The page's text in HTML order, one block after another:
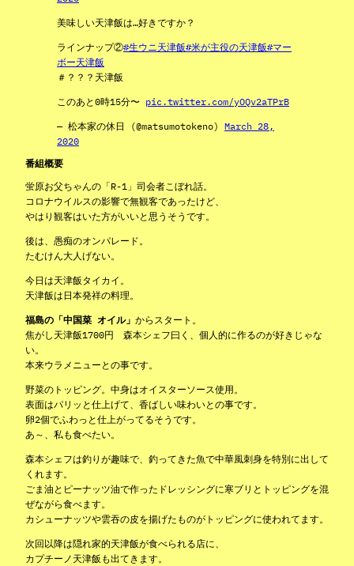
美味しい天津飯は…好きですか？
ラインナップ②#生ウニ天津飯#米が主役の天津飯#マー
ボー天津飯
＃？？？天津飯
このあと0時15分〜 pic.twitter.com/yOQv2aTPrB
— 松本家の休日 (@matsumotokeno) March 28,
2020
番組概要
蛍原お父ちゃんの「R-1」司会者こぼれ話。
コロナウイルスの影響で無観客であったけど、
やはり観客はいた方がいいと思うそうです。
後は、愚痴のオンパレード。
たむけん大人げない。
今日は天津飯タイカイ。
天津飯は日本発祥の料理。
福島の「中国菜 オイル」 からスタート。
焦がし天津飯1700円 森本シェフ曰く、個人的に作るのが好きじゃな
い。
本来ウラメニューとの事です。
野菜のトッピング。中身はオイスターソース使用。
表面はパリッと仕上げて、香ばしい味わいとの事です。
卵2個でふわっと仕上がってるそうです。
あ～、私も食べたい。
森本シェフは釣りが趣味で、釣ってきた魚で中華風刺身を特別に出して
くれます。
ごま油とピーナッツ油で作ったドレッシングに寒ブリとトッピングを混
ぜながら食べます。
カシューナッツや雲吞の皮を揚げたものがトッピングに使われてます。
次回以降は隠れ家的天津飯が食べられる店に、
カプチーノ天津飯も出てきます。